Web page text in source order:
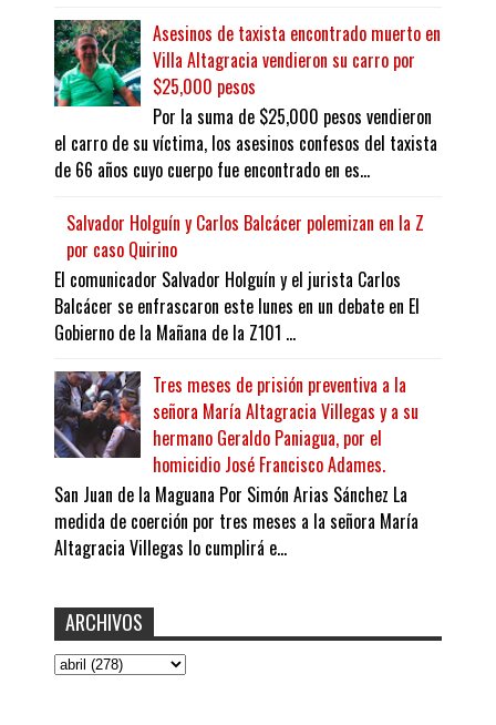
Asesinos de taxista encontrado muerto en
Villa Altagracia vendieron su carro por
$25,000 pesos
Por la suma de $25,000 pesos vendieron
el carro de su víctima, los asesinos confesos del taxista
de 66 años cuyo cuerpo fue encontrado en es...
Salvador Holguín y Carlos Balcácer polemizan en la Z
por caso Quirino
El comunicador Salvador Holguín y el jurista Carlos
Balcácer se enfrascaron este lunes en un debate en El
Gobierno de la Mañana de la Z101 ...
Tres meses de prisión preventiva a la
señora María Altagracia Villegas y a su
hermano Geraldo Paniagua, por el
homicidio José Francisco Adames.
San Juan de la Maguana Por Simón Arias Sánchez La
medida de coerción por tres meses a la señora María
Altagracia Villegas lo cumplirá e...
ARCHIVOS